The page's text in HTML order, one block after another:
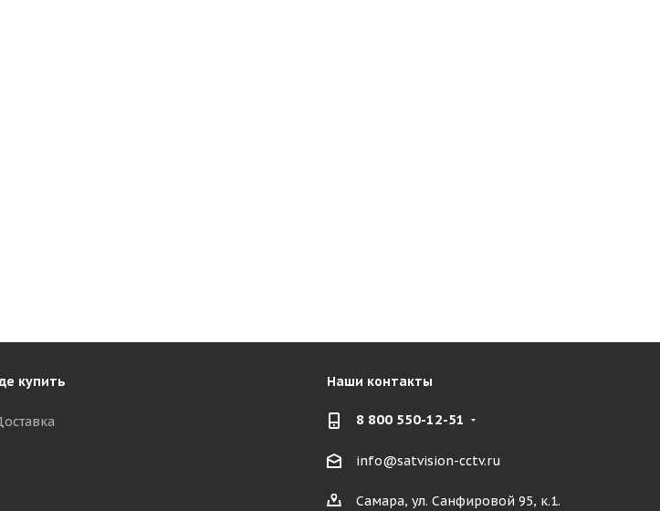
купить Наши контакты
8 800 550-12-51
info@satvision-cctv.ru
Самара, ул. Санфировой 95, к.1.